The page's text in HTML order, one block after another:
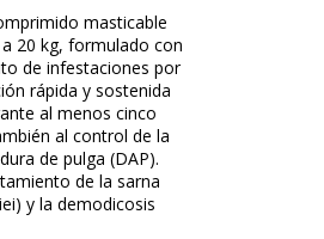
masticable
20 kg, formulado con
de infestaciones por
rápida y sostenida
al menos cinco
al control de la
de pulga (DAP).
de la sarna
y la demodicosis